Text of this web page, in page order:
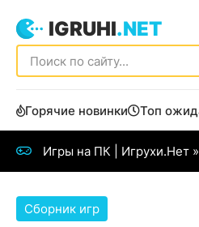
IGRUHI.NET
Горячие новинки Топ
Игры на ПК | Игрухи.Нет »
Сборник игр